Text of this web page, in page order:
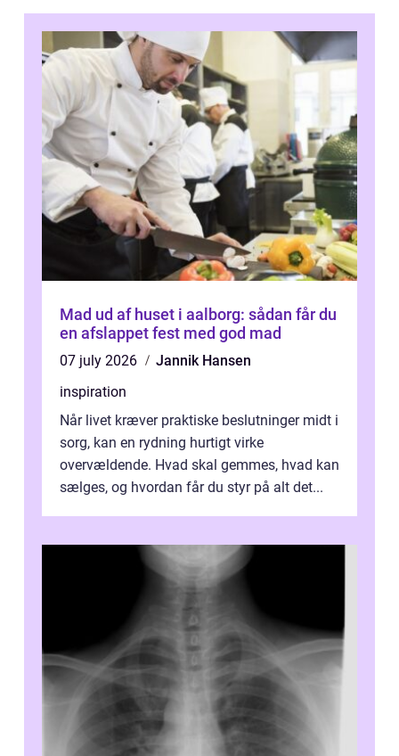
Mad ud af huset i aalborg: sådan får du
en afslappet fest med god mad
07 july 2026
Jannik Hansen
inspiration
Når livet kræver praktiske beslutninger midt i
sorg, kan en rydning hurtigt virke
overvældende. Hvad skal gemmes, hvad kan
sælges, og hvordan får du styr på alt det...